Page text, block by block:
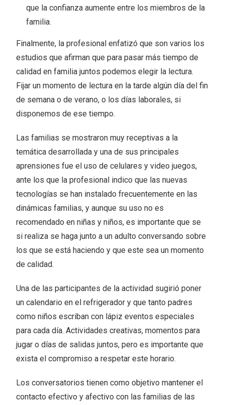
que la confianza aumente entre los miembros de la
familia.
Finalmente, la profesional enfatizó que son varios los
estudios que afirman que para pasar más tiempo de
calidad en familia juntos podemos elegir la lectura.
Fijar un momento de lectura en la tarde algún día del fin
de semana o de verano, o los días laborales, si
disponemos de ese tiempo.
Las familias se mostraron muy receptivas a la
temática desarrollada y una de sus principales
aprensiones fue el uso de celulares y video juegos,
ante los que la profesional indico que las nuevas
tecnologías se han instalado frecuentemente en las
dinámicas familias, y aunque su uso no es
recomendado en niñas y niños, es importante que se
si realiza se haga junto a un adulto conversando sobre
los que se está haciendo y que este sea un momento
de calidad.
Una de las participantes de la actividad sugirió poner
un calendario en el refrigerador y que tanto padres
como niños escriban con lápiz eventos especiales
para cada día. Actividades creativas, momentos para
jugar o días de salidas juntos, pero es importante que
exista el compromiso a respetar este horario.
Los conversatorios tienen como objetivo mantener el
contacto efectivo y afectivo con las familias de las